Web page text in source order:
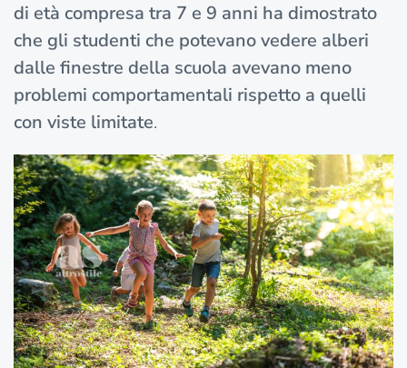
di età compresa tra 7 e 9 anni ha dimostrato
che gli studenti che potevano vedere alberi
dalle finestre della scuola avevano meno
problemi comportamentali rispetto a quelli
con viste limitate.